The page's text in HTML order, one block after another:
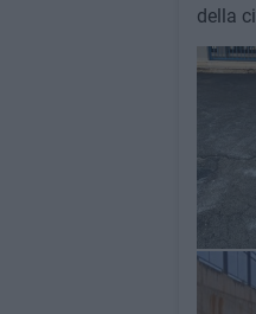
della